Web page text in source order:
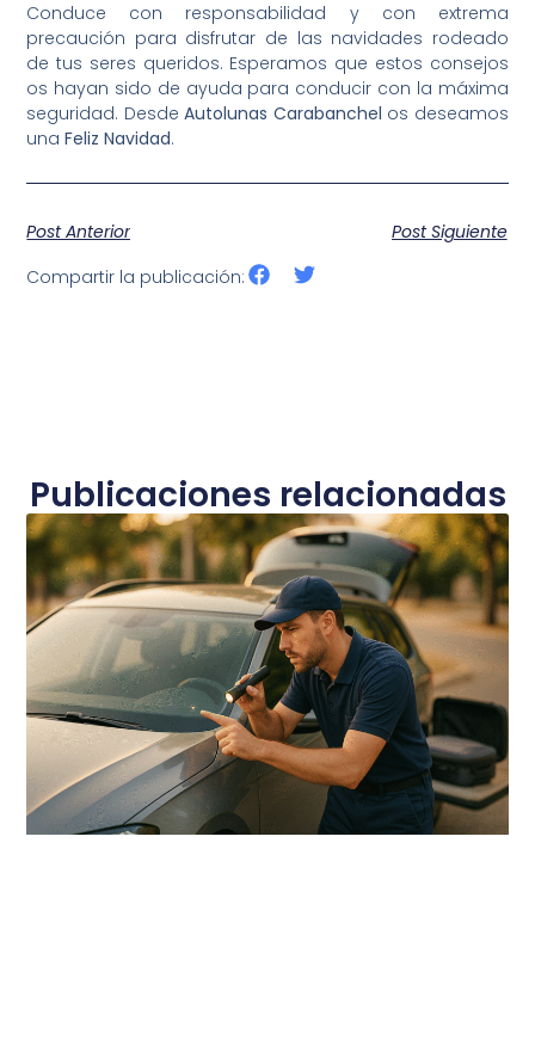
Conduce con responsabilidad y con extrema
precaución para disfrutar de las navidades rodeado
de tus seres queridos. Esperamos que estos consejos
os hayan sido de ayuda para conducir con la máxima
seguridad. DesdeAutolunas Carabanchel os deseamos
unaFeliz Navidad.
Post Anterior
Post Siguiente
Compartir la publicación:
Publicaciones relacionadas